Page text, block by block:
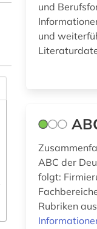
und
und
ABC der
folgt:
Rubriken